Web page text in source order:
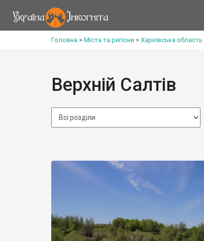
Головна > Міста та регіони > Харківська область
Верхній Салтів